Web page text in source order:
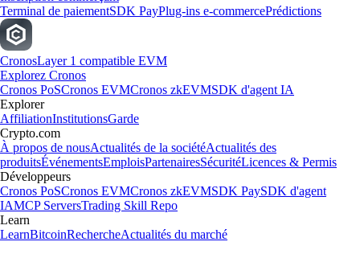
Terminal de paiementSDK PayPlug-ins e-commercePrédictions
CronosLayer 1 compatible EVM
Explorez Cronos
Cronos PoSCronos EVMCronos zkEVMSDK d'agent IA
Explorer
AffiliationInstitutionsGarde
Crypto.com
À propos de nousActualités de la sociétéActualités des
produitsÉvénementsEmploisPartenairesSécuritéLicences & Permis
Développeurs
Cronos PoSCronos EVMCronos zkEVMSDK PaySDK d'agent
IAMCP ServersTrading Skill Repo
Learn
LearnBitcoinRechercheActualités du marché